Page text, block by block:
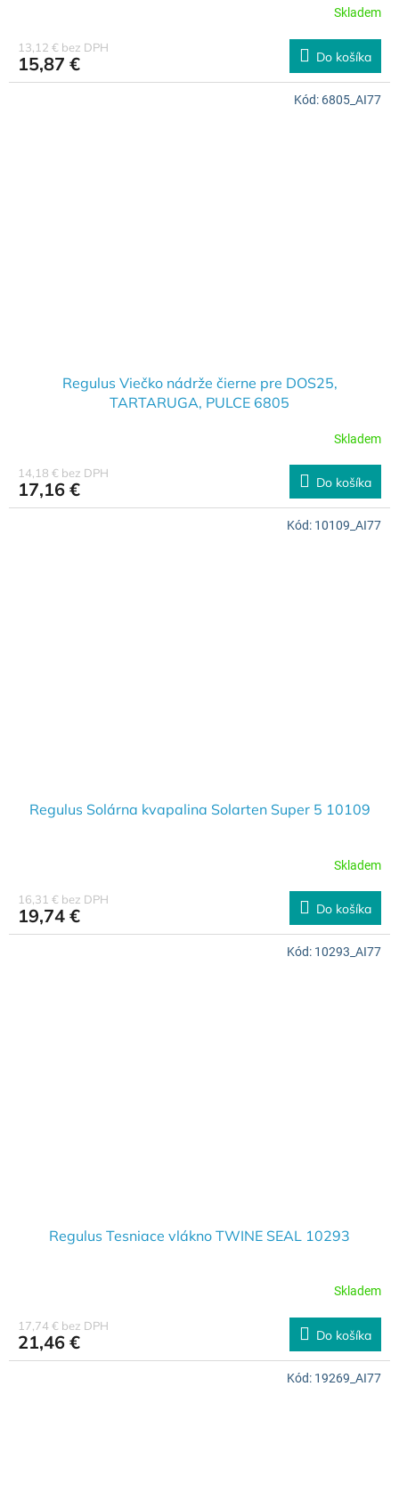
Skladem
13,12 € bez DPH
15,87 € Do košíka
Regulus Viečko nádrže čierne pre DOS25,
TARTARUGA, PULCE 6805
Skladem
14,18 € bez DPH
17,16 € Do košíka
Kód: 6805_AI77
Regulus Solárna kvapalina Solarten Super 5 10109
Skladem
16,31 € bez DPH
19,74 € Do košíka
Kód: 10109_AI77
Regulus Tesniace vlákno TWINE SEAL 10293
Skladem
17,74 € bez DPH
21,46 € Do košíka
Kód: 10293_AI77
Kód: 19269_AI77